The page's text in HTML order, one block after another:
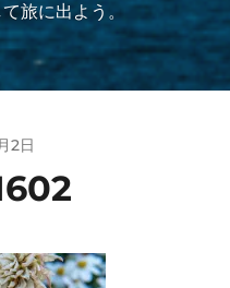
旅に出よう。
2日